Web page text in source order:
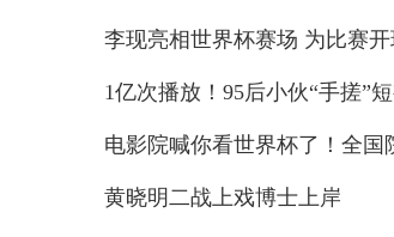
李现亮相世界杯赛场 为比赛开
1亿次播放！95后小伙“手搓”
电影院喊你看世界杯了！全国
黄晓明二战上戏博士上岸